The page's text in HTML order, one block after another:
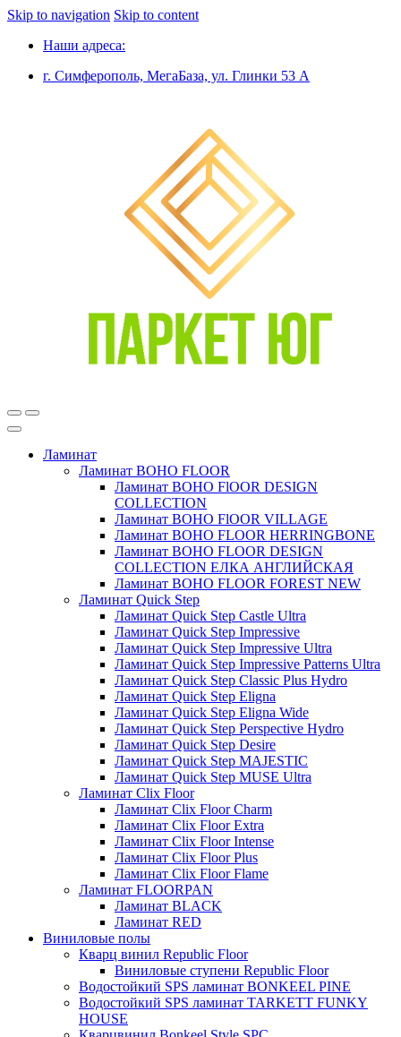
Skip to navigation Skip to content
Наши адреса:
г. Симферополь, МегаБаза, ул. Глинки 53 А
Ламинат
Ламинат BOHO FLOOR
Ламинат BOHO FlOOR DESIGN
COLLECTION
Ламинат BOHO FlOOR VILLAGE
Ламинат BOHO FLOOR HERRINGBONE
Ламинат BOHO FLOOR DESIGN
COLLECTION ЕЛКА АНГЛИЙСКАЯ
Ламинат BOHO FLOOR FOREST NEW
Ламинат Quick Step
Ламинат Quick Step Castle Ultra
Ламинат Quick Step Impressive
Ламинат Quick Step Impressive Ultra
Ламинат Quick Step Impressive Patterns Ultra
Ламинат Quick Step Classic Plus Hydro
Ламинат Quick Step Eligna
Ламинат Quick Step Eligna Wide
Ламинат Quick Step Perspective Hydro
Ламинат Quick Step Desire
Ламинат Quick Step MAJESTIC
Ламинат Quick Step MUSE Ultra
Ламинат Clix Floor
Ламинат Clix Floor Charm
Ламинат Clix Floor Extra
Ламинат Clix Floor Intense
Ламинат Clix Floor Plus
Ламинат Clix Floor Flame
Ламинат FLOORPAN
Ламинат BLACK
Ламинат RED
Виниловые полы
Кварц винил Republic Floor
Виниловые ступени Republic Floor
Водостойкий SPS ламинат BONKEEL PINE
Водостойкий SPS ламинат TARKETT FUNKY
HOUSE